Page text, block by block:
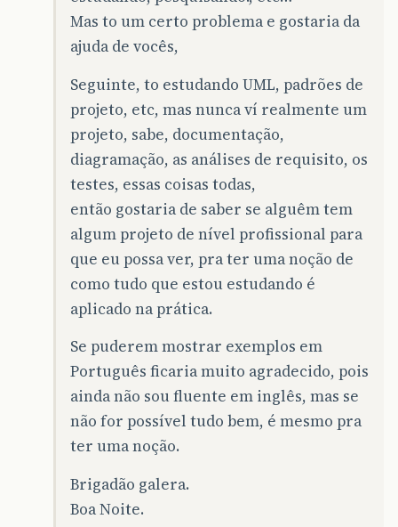
Mas to um certo problema e gostaria da
ajuda de vocês,
Seguinte, to estudando UML, padrões de
projeto, etc, mas nunca ví realmente um
projeto, sabe, documentação,
diagramação, as análises de requisito, os
testes, essas coisas todas,
então gostaria de saber se alguêm tem
algum projeto de nível profissional para
que eu possa ver, pra ter uma noção de
como tudo que estou estudando é
aplicado na prática.
Se puderem mostrar exemplos em
Português ficaria muito agradecido, pois
ainda não sou fluente em inglês, mas se
não for possível tudo bem, é mesmo pra
ter uma noção.
Brigadão galera.
Boa Noite.